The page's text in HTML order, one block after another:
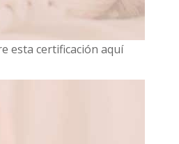
esta certificación aquí